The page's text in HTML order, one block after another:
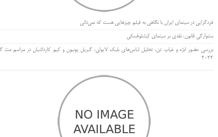
فردگرایی در سینمای ایران با نگاهی به فیلم چیزهایی هست که نمی‌دانی
بت‌وارگی قانون، نقدی بر سینمای کیشلوفسکی
بررسی حضور ابژه و غیاب تن، تحلیل لباس‌های بلیک لایولی، گبریل یونیون و کیم کارداشیان در مراسم مت
۲۰۲۲